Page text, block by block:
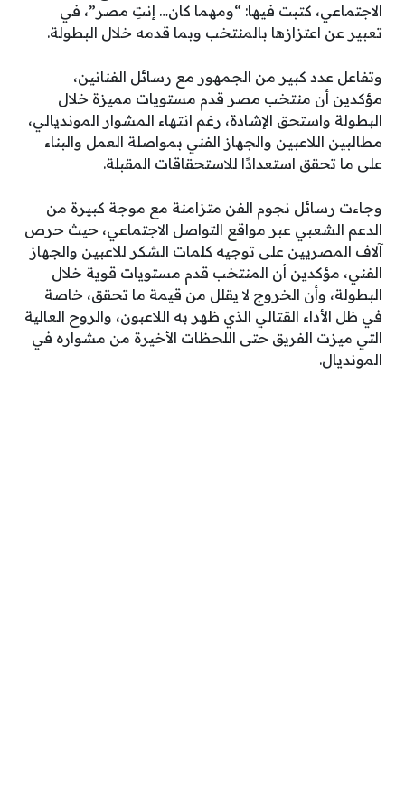
الاجتماعي، كتبت فيها: “ومهما كان… إنتِ مصر”، في
تعبير عن اعتزازها بالمنتخب وبما قدمه خلال البطولة.
وتفاعل عدد كبير من الجمهور مع رسائل الفنانين،
مؤكدين أن منتخب مصر قدم مستويات مميزة خلال
البطولة واستحق الإشادة، رغم انتهاء المشوار المونديالي،
مطالبين اللاعبين والجهاز الفني بمواصلة العمل والبناء
على ما تحقق استعدادًا للاستحقاقات المقبلة.
وجاءت رسائل نجوم الفن متزامنة مع موجة كبيرة من
الدعم الشعبي عبر مواقع التواصل الاجتماعي، حيث حرص
آلاف المصريين على توجيه كلمات الشكر للاعبين والجهاز
الفني، مؤكدين أن المنتخب قدم مستويات قوية خلال
البطولة، وأن الخروج لا يقلل من قيمة ما تحقق، خاصة
في ظل الأداء القتالي الذي ظهر به اللاعبون، والروح العالية
التي ميزت الفريق حتى اللحظات الأخيرة من مشواره في
المونديال.